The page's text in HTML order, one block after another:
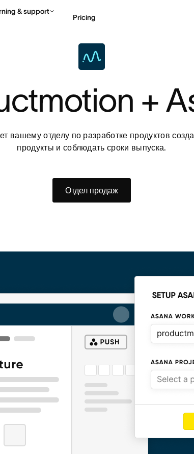
& support
Pricing
+
вашему отделу по разработке продуктов
продукты и соблюдать сроки выпуска.
Отдел продаж